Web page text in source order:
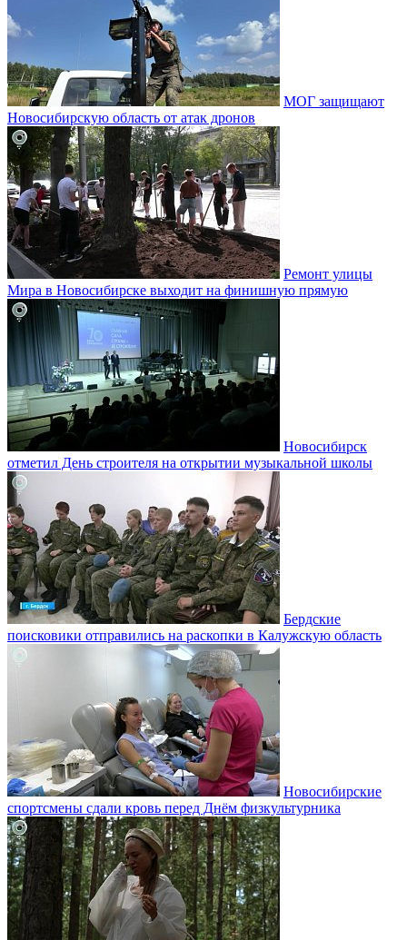
МОГ защищают
Новосибирскую область от атак дронов
Ремонт улицы
Мира в Новосибирске выходит на финишную прямую
Новосибирск
отметил День строителя на открытии музыкальной школы
Бердские
поисковики отправились на раскопки в Калужскую область
Новосибирские
спортсмены сдали кровь перед Днём физкультурника